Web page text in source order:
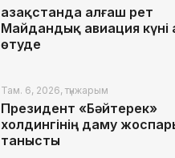
Қазақстанда алғаш рет
Майдандық авиация күні
өтуде
Там. 6, 2026, түнжарым
Президент «Бәйтерек»
холдингінің даму
танысты